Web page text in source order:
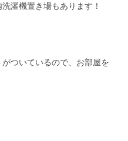
濯機置き場もあります！
ついているので、お部屋を